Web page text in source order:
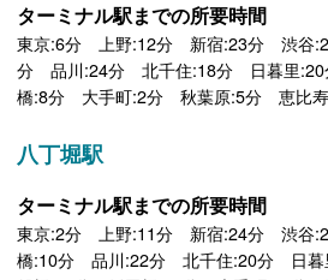
ターミナル駅までの所要時間
東京:6分 上野:12分 新宿:23分 渋谷
分 品川:24分 北千住:18分 日暮里
橋:8分 大手町:2分 秋葉原:5分 恵比
八丁堀駅
ターミナル駅までの所要時間
東京:2分 上野:11分 新宿:24分 渋谷
橋:10分 品川:22分 北千住:20分 日